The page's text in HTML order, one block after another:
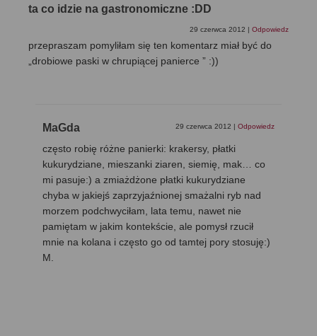
ta co idzie na gastronomiczne :DD
29 czerwca 2012 Odpowiedz
przepraszam pomyliłam się ten komentarz miał być do
„drobiowe paski w chrupiącej panierce ” :))
MaGda 29 czerwca 2012 Odpowiedz
często robię różne panierki: krakersy, płatki
kukurydziane, mieszanki ziaren, siemię, mak… co
mi pasuje:) a zmiażdżone płatki kukurydziane
chyba w jakiejś zaprzyjaźnionej smażalni ryb nad
morzem podchwyciłam, lata temu, nawet nie
pamiętam w jakim kontekście, ale pomysł rzucił
mnie na kolana i często go od tamtej pory stosuję:)
M.